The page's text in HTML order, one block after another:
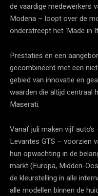
de vaardige medewerkers
Modena – loopt over de
onderstreept het ‘Made in
Prestaties en een
gecombineerd met een
gebied van innovatie en
waarden die altijd centraal
Maserati.
Vanaf juli maken vijf
Levantes GTS – voorzien
hun opwachting in de
markt (Europa, Midden-
de kleurstelling in alle
alle modellen binnen de